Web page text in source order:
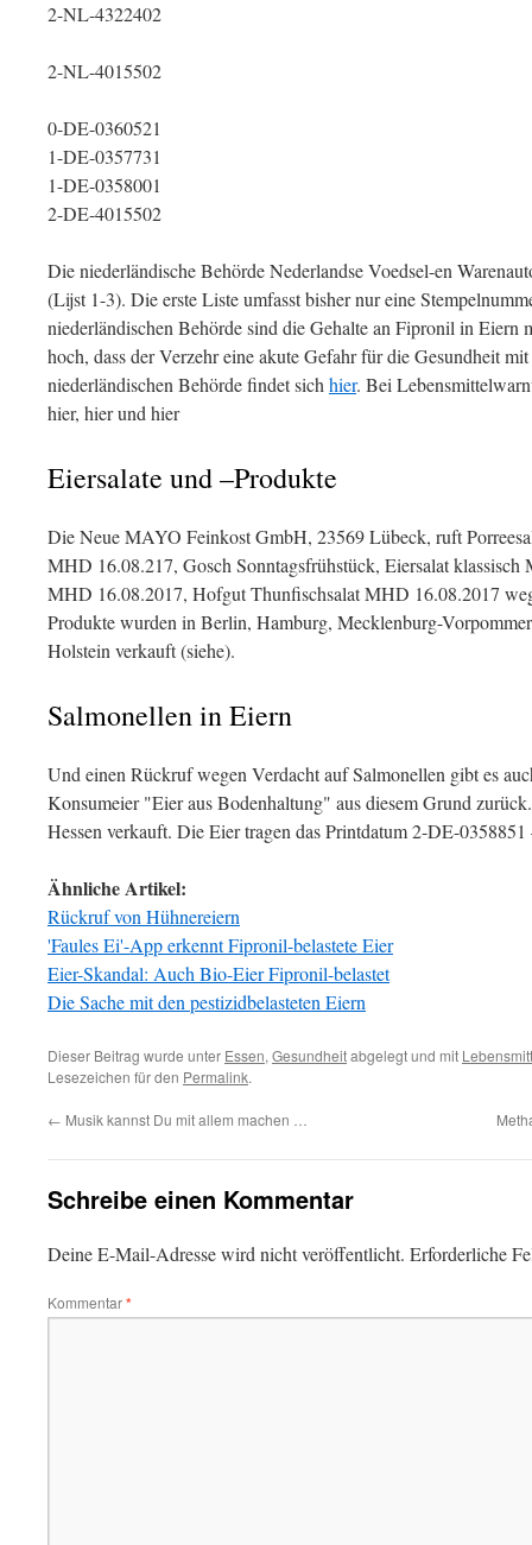
2-NL-4322402
2-NL-4015502
0-DE-0360521
1-DE-0357731
1-DE-0358001
2-DE-4015502
Die niederländische Behörde Nederlandse Voedsel-en
(Lijst 1-3). Die erste Liste umfasst bisher nur eine
niederländischen Behörde sind die Gehalte an Fipronil in Eiern
hoch, dass der Verzehr eine akute Gefahr für die Gesundheit
niederländischen Behörde findet sich hier. Bei
hier, hier und hier
Eiersalate und –Produkte
Die Neue MAYO Feinkost GmbH, 23569 Lübeck, ruft
MHD 16.08.217, Gosch Sonntagsfrühstück, Eiersalat
MHD 16.08.2017, Hofgut Thunfischsalat MHD 16.08.2017
Produkte wurden in Berlin, Hamburg, Mecklenburg-
Holstein verkauft (siehe).
Salmonellen in Eiern
Und einen Rückruf wegen Verdacht auf Salmonellen gibt es
Konsumeier "Eier aus Bodenhaltung" aus diesem Grund
Hessen verkauft. Die Eier tragen das Printdatum 2-DE-
Ähnliche Artikel:
Rückruf von Hühnereiern
'Faules Ei'-App erkennt Fipronil-belastete Eier
Eier-Skandal: Auch Bio-Eier Fipronil-belastet
Die Sache mit den pestizidbelasteten Eiern
Dieser Beitrag wurde unter Essen, Gesundheitabgelegt und mit
Lesezeichen für den Permalink.
← Musik kannst Du mit allem machen …
Schreibe einen Kommentar
Deine E-Mail-Adresse wird nicht veröffentlicht. Erforderliche
Kommentar*